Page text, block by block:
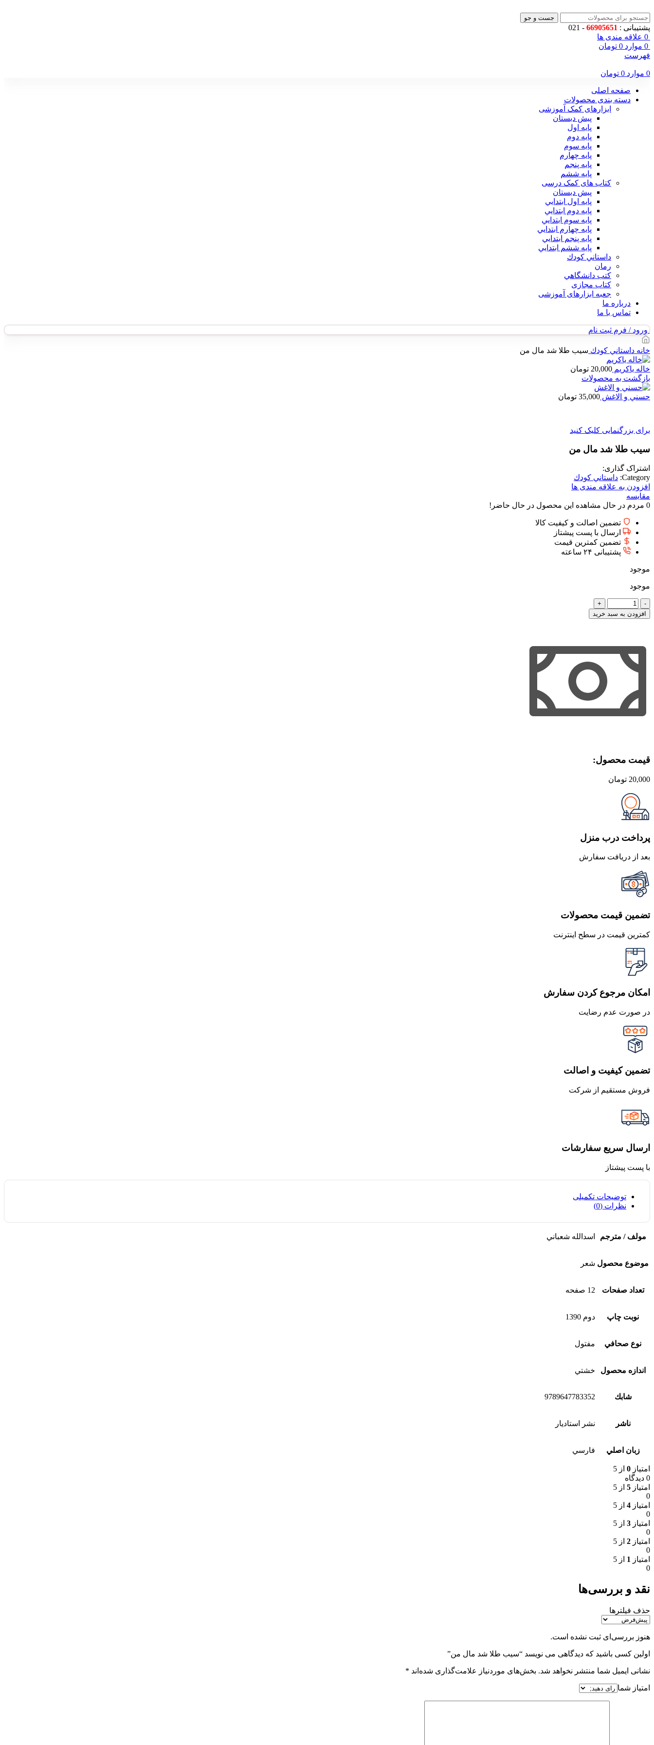
جست و جو
پشتیبانی : 66905651
- 021
0 علاقه مندی ها
0 موارد 0 تومان
فهرست
0 موارد 0 تومان
صفحه اصلی
دسته بندی محصولات
ابزارهای کمک آموزشی
پیش دبستان
پایه اول
پایه دوم
پایه سوم
پایه چهارم
پايه پنجم
پایه ششم
کتاب های کمک درسی
پیش دبستان
پايه اول ابتدايي
پايه دوم ابتدايي
پايه سوم ابتدايي
پايه چهارم ابتدايي
پايه پنجم ابتدايي
پايه ششم ابتدايي
داستاني كودك
رمان
كتب دانشگاهي
کتاب مجازی
جعبه ابزارهای آموزشی
درباره ما
تماس با ما
ورود / فرم ثبت نام
خانه داستاني كودك سيب طلا شد مال من
خاله ياكريم 20,000 تومان
بازگشت به محصولات
حسني و الاغش 35,000 تومان
برای بزرگنمایی کلیک کنید
سيب طلا شد مال من
اشتراک گذاری:
Category: داستاني كودك
افزودن به علاقه مندی ها
مقایسه
0 مردم در حال مشاهده این محصول در حال حاضر!
تضمین اصالت و کیفیت کالا
ارسال با پست پیشتاز
تضمین کمترین قیمت
پشتیبانی ۲۴ ساعته
موجود
موجود
سيب
طلا
شد
عدد
افزودن به سبد خرید
قیمت محصول:​
20,000 تومان
پرداخت درب منزل
بعد از دریافت سفارش
تضمین قیمت محصولات
کمترین قیمت در سطح اینترنت
امکان مرجوع کردن سفارش
در صورت عدم رضایت
تضمین کیفیت و اصالت
فروش مستقیم از شرکت
ارسال سریع سفارشات
با پست پیشتاز
توضیحات تکمیلی
نظرات (0)
مولف / مترجم اسدالله شعباني
موضوع محصول شعر
تعداد صفحات 12 صفحه
نوبت چاپ دوم 1390
نوع صحافي مفتول
اندازه محصول خشتي
شابك 9789647783352
ناشر نشر استاديار
زبان اصلي فارسي
امتیاز 0 از 5
0 دیدگاه
امتیاز 5 از 5
0
امتیاز 4 از 5
0
امتیاز 3 از 5
0
امتیاز 2 از 5
0
امتیاز 1 از 5
0
نقد و بررسی‌ها
حذف فیلترها
هنوز بررسی‌ای ثبت نشده است.
اولین کسی باشید که دیدگاهی می نویسد “سيب طلا شد مال من”
نشانی ایمیل شما منتشر نخواهد شد. بخش‌های موردنیاز علامت‌گذاری شده‌اند *
امتیاز شما